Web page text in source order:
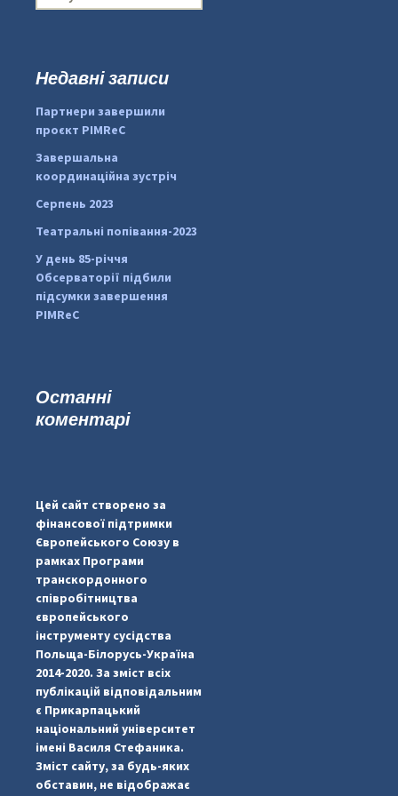
#PipIvanToday
pimrec_project
о
:Недавні записи
Партнери завершили
проєкт PIMReC
Завершальна
координаційна зустріч
Серпень 2023
Театральні попівання-2023
У день 85-річчя
Обсерваторії підбили
підсумки завершення
PIMReC
Останні
коментарі
Цей сайт створено за
фінансової підтримки
Європейського Союзу в
рамках Програми
транскордонного
співробітництва
європейського
інструменту сусідства
Польща-Білорусь-Україна
2014-2020. За зміст всіх
публікацій відповідальним
є Прикарпацький
національний університет
імені Василя Стефаника.
Зміст сайту, за будь-яких
обставин, не відображає